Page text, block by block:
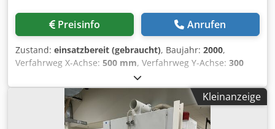
Preisinfo Anrufen
Zustand: einsatzbereit (gebraucht), Baujahr: 2000,
Verfahrweg X-Achse: 500 mm, Verfahrweg Y-Achse: 300
256 mm
kg, Anzahl der Achsen:4, Diese 4-achsige AgieCharmilles
Roboform 54 wurde im Jahr 2000 hergestellt. Sie verfügt
über einen X-Achsen-Verfahrweg von 500 mm, einen Y-
Kleinanzeige